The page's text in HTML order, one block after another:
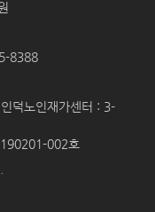
8388
덕노인재가센터 : 3-
002호